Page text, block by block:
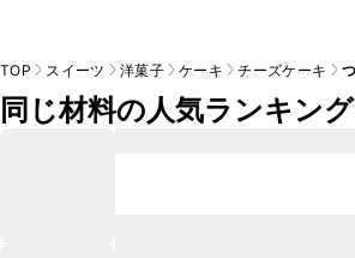
TOP スイーツ 洋菓子 ケーキ チーズケーキ
同じ材料の人気ランキング